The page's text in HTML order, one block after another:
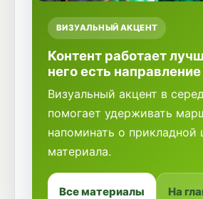
ВИЗУАЛЬНЫЙ АКЦЕНТ
Контент работает
него есть направление
Визуальный акцент в
помогает удерживать
напоминать о прикладной
материала.
Все материалы На